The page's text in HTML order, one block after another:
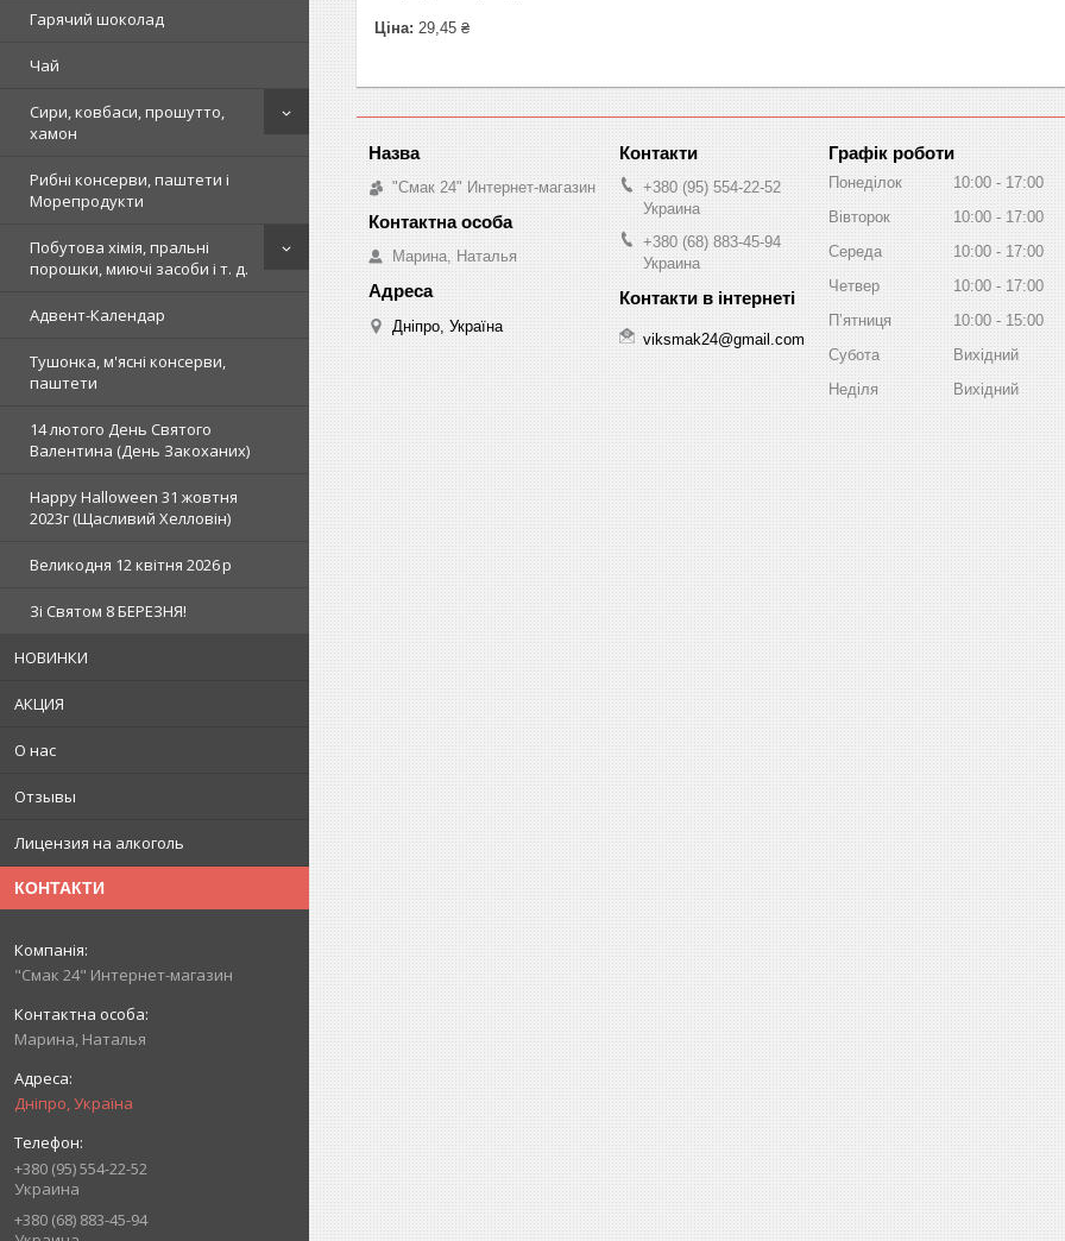
Гарячий шоколад
Чай
Сири, ковбаси, прошутто,
хамон
Рибні консерви, паштети і
Морепродукти
Побутова хімія, пральні
порошки, миючі засоби і т. д.
Адвент-Календар
Тушонка, м'ясні консерви,
паштети
14 лютого День Святого
Валентина (День Закоханих)
Happy Halloween 31 жовтня
2023г (Щасливий Хелловін)
Великодня 12 квітня 2026 р
Зi Святом 8 БЕРЕЗНЯ!
НОВИНКИ
АКЦИЯ
О нас
Отзывы
Лицензия на алкоголь
КОНТАКТИ
"Смак 24" Интернет-магазин
Марина, Наталья
Дніпро, Україна
+380 (95) 554-22-52
Украина
+380 (68) 883-45-94
Ціна: 29,45 ₴
"Смак 24" Интернет-магазин
Марина, Наталья
Дніпро, Україна
+380 (95) 554-22-52
Украина
+380 (68) 883-45-94
Украина
viksmak24@gmail.com
Графік роботи
Понеділок 10:00
17:00
Вівторок
10:00
17:00
Середа
10:00
17:00
Четвер
10:00
17:00
Пʼятниця
10:00
15:00
Субота
Вихідний
Неділя
Вихідний